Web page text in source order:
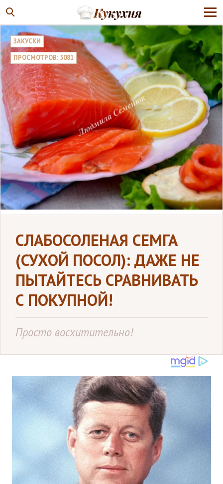
ЗАКУСКИ
ПРОСМОТРОВ: 5081
СЛАБОСОЛЕНАЯ СЕМГА
(СУХОЙ ПОСОЛ): ДАЖЕ НЕ
ПЫТАЙТЕСЬ СРАВНИВАТЬ
С ПОКУПНОЙ!
Просто восхитительно!